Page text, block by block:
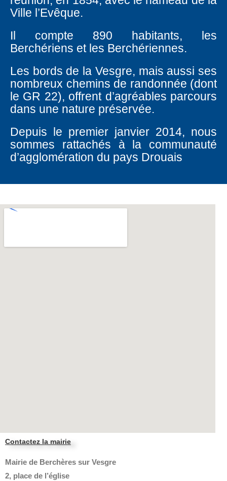
Ville l’Evêque.
Il compte 890 habitants, les
Berchériens et les Berchériennes.
Les bords de la Vesgre, mais aussi ses
nombreux chemins de randonnée (dont
le GR 22), offrent d’agréables parcours
dans une nature préservée.
Depuis le premier janvier 2014, nous
sommes rattachés à la communauté
d’agglomération du pays Drouais
Contactez la mairie
Mairie de Berchères sur Vesgre
2, place de l’église